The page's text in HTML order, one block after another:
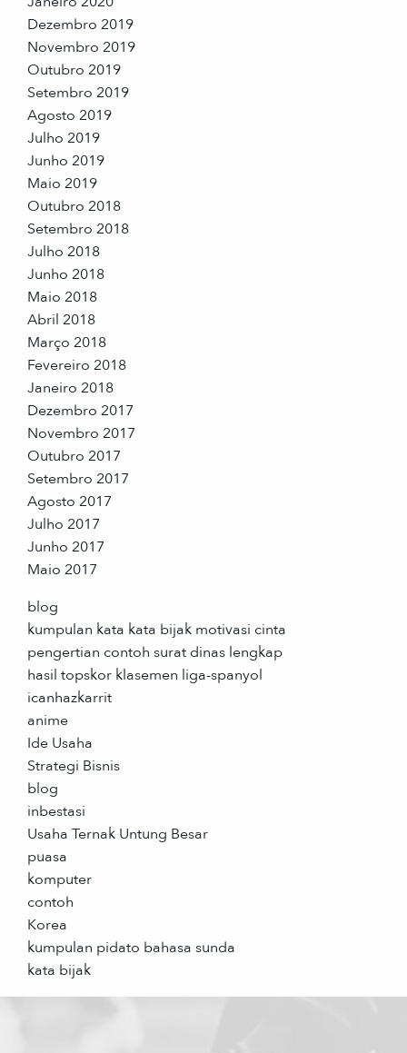
Dezembro 2019
Novembro 2019
Outubro 2019
Setembro 2019
Agosto 2019
Julho 2019
Junho 2019
Maio 2019
Outubro 2018
Setembro 2018
Julho 2018
Junho 2018
Maio 2018
Abril 2018
Março 2018
Fevereiro 2018
Janeiro 2018
Dezembro 2017
Novembro 2017
Outubro 2017
Setembro 2017
Agosto 2017
Julho 2017
Junho 2017
Maio 2017
blog
kumpulan kata kata bijak motivasi cinta
pengertian contoh surat dinas lengkap
hasil topskor klasemen liga-spanyol
icanhazkarrit
anime
Ide Usaha
Strategi Bisnis
blog
inbestasi
Usaha Ternak Untung Besar
puasa
komputer
contoh
Korea
kumpulan pidato bahasa sunda
kata bijak